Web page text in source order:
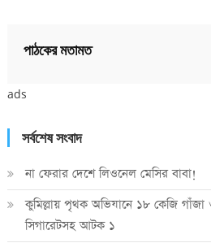
পাঠকের মতামত
ads
সর্বশেষ সংবাদ
না ফেরার দেশে লিওনেল মেসির বাবা!
কুমিল্লায় পৃথক অভিযানে ১৮ কেজি
সিগারেটসহ আটক ১